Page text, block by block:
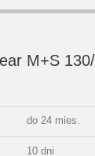
M+S
do 24 mies.
10 dni